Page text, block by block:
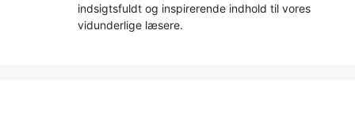
indsigtsfuldt og inspirerende indhold til vores
vidunderlige læsere.